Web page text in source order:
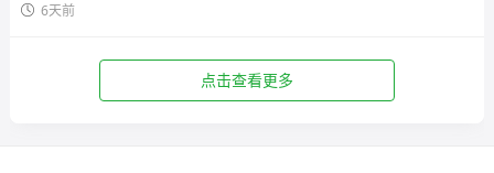
6天前
点击查看更多